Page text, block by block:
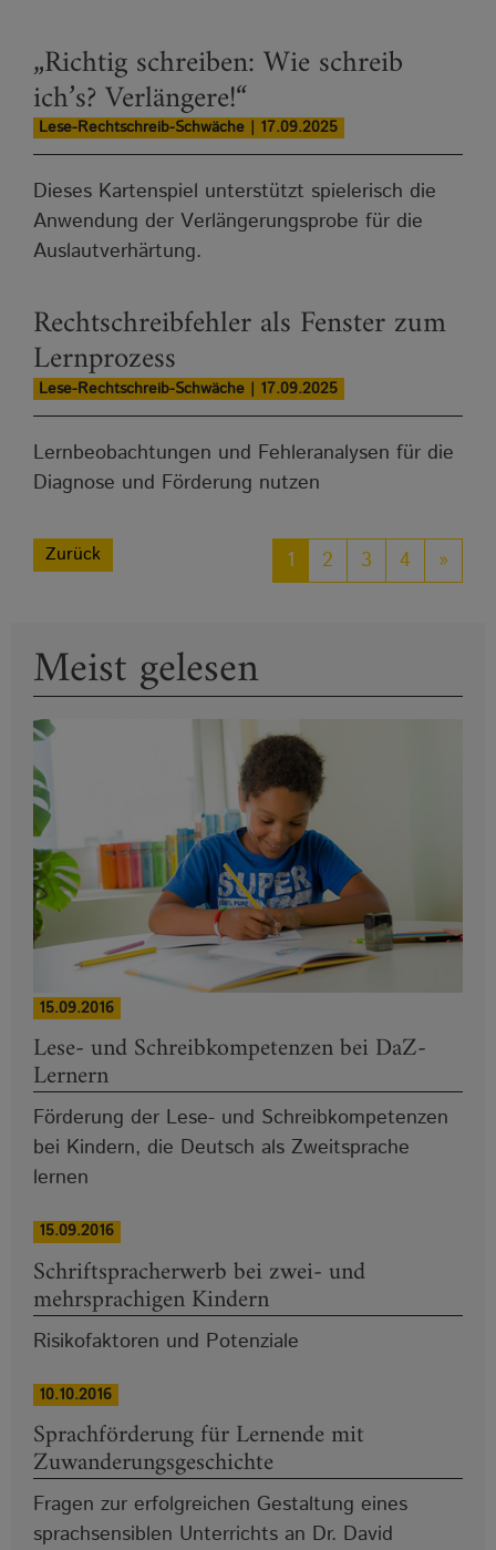
„Richtig schreiben: Wie schreib
ich’s? Verlängere!“
Lese-Rechtschreib-Schwäche | 17.09.2025
Dieses Kartenspiel unterstützt spielerisch die
Anwendung der Verlängerungsprobe für die
Auslautverhärtung.
Rechtschreibfehler als Fenster zum
Lernprozess
Lese-Rechtschreib-Schwäche | 17.09.2025
Lernbeobachtungen und Fehleranalysen für die
Diagnose und Förderung nutzen
Zurück 1 2 3 4 »
Meist gelesen
15.09.2016
Lese- und Schreibkompetenzen bei DaZ-
Lernern
Förderung der Lese- und Schreibkompetenzen
bei Kindern, die Deutsch als Zweitsprache
lernen
15.09.2016
Schriftspracherwerb bei zwei- und
mehrsprachigen Kindern
Risikofaktoren und Potenziale
10.10.2016
Sprachförderung für Lernende mit
Zuwanderungsgeschichte
Fragen zur erfolgreichen Gestaltung eines
sprachsensiblen Unterrichts an Dr. David